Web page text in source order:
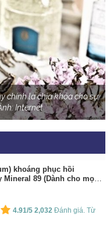
chính là chìa khóa cho sự
Internet
khoáng phục hồi
Mineral 89 (Dành cho mọi
4.91/5 2,032 Đánh giá. Từ